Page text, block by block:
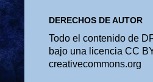
DERECHOS DE AUTOR
Todo el contenido de
bajo una licencia CC
creativecommons.org